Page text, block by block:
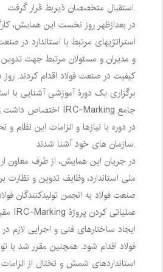
استقبال متخصصان ذیربط قرار گرفت.
در بعدازظهر روز نخست این همایش،
استراتژیهای مرتبط با استاندارد در
و مدیران و مسئولان مرتبط جهت تدوین
کیفیت در صنعت فولاد اقدام کردند.
برگزاری یک دورۀ آموزشی آشنایی با
جامع IRC-Marking اختصاص داشت
در دوره با نیازها و الزامات این نظام
سازمان های خود آشنا شدند.
در جریان این همایش، از طرف معاون
ملی استاندارد، وظایف تدوین و نظارت
صنعت فولاد به انجمن تولیدکنندگان
عملیاتی کردن پروژۀ IRC-Marking
ایجاد ساختارهای فنی و اجرایی لازم در
فولاد اقدام شود. همچنین مقرر شد با
استانداردهای شمش و تختال از